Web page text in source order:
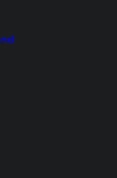
Blog findest du
Thailand,
bis Vietnam,
und den
ab.